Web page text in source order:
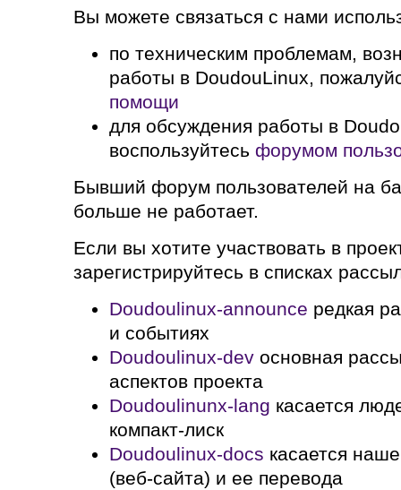
Вы можете связаться с нами
по техническим проблемам,
работы в DoudouLinux,
помощи
для обсуждения работы в
воспользуйтесь форумом
Бывший форум пользователей на
больше не работает.
Если вы хотите участвовать в
зарегистрируйтесь в списках
Doudoulinux-announce редкая
и событиях
Doudoulinux-devосновная
аспектов проекта
Doudoulinunx-lang касается
компакт-лиск
Doudoulinux-docs касается
(веб-сайта) и ее перевода